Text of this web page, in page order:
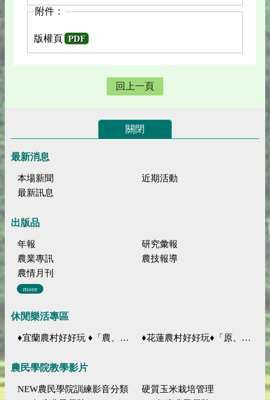
附件：
版權頁 PDF
回上一頁
關閉
最新消息
本場新聞
近期活動
最新訊息
出版品
年報
研究彙報
農業專訊
農技報導
農情月刊
more
休閒樂活專區
♦宜蘭農村好好玩 ♦「農、藝、山、水」四條遊程推薦 ♦花蓮農村好好玩♦「原、生、慢、活」四條遊程推薦
農民學院教學影片
NEW農民學院訓練影音分類
硬質玉米栽培管理